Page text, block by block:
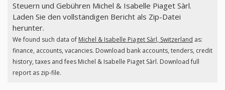
Steuern und Gebühren Michel & Isabelle Piaget Sàrl.
Laden Sie den vollständigen Bericht als Zip-Datei
herunter.
We found such data of Michel & Isabelle Piaget Sàrl, Switzerland as:
finance, accounts, vacancies. Download bank accounts, tenders, credit
history, taxes and fees Michel & Isabelle Piaget Sàrl. Download full
report as zip-file.